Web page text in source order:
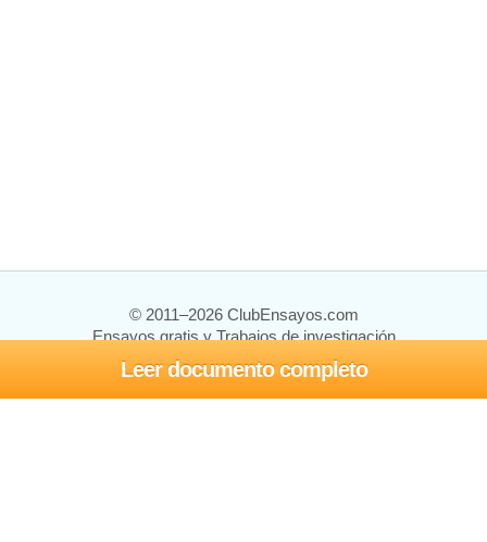
Leer documento completo
© 2011–2026 ClubEnsayos.com
Ensayos gratis y Trabajos de investigación